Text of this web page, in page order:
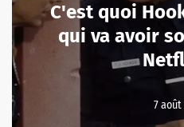
C'est quoi
qui va avoir
7 août